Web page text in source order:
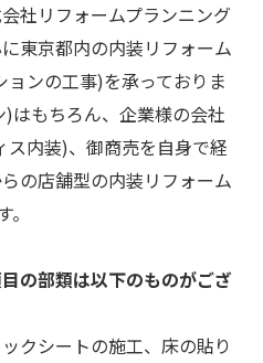
社リフォームプランニング
東京都内の内装リフォーム
ンの工事)を承っておりま
はもちろん、企業様の会社
内装)、御商売を自身で経
の店舗型の内装リフォーム
の部類は以下のものがござ
クシートの施工、床の貼り